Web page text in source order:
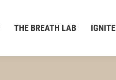
THE BREATH LAB IGNITE